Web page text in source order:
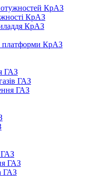
КрАЗ
КрАЗ
КрАЗ
платформи КрАЗ
ГАЗ
ГАЗ
ГАЗ
ГАЗ
ГАЗ
ГАЗ